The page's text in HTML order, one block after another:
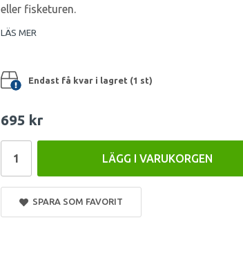
eller fisketuren.
LÄS MER
Endast få kvar i lagret (1 st)
695 kr
LÄGG I VARUKORGEN
SPARA SOM FAVORIT